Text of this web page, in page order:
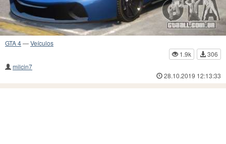
GTA 4—Veículos
1.9k
306
milcin7
28.10.2019 12:13:33